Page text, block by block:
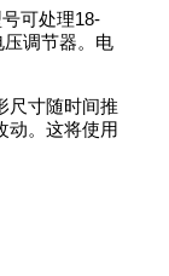
可处理18-
调节器。电
尺寸随时间推
动。这将使用